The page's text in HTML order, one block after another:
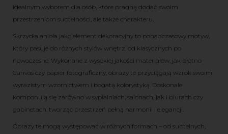
idealnym wyborem dla osób, które pragną dodać swoim
przestrzeniom subtelności, ale także charakteru.
Skrzydła anioła jako element dekoracyjny to ponadczasowy motyw,
który pasuje do różnych stylów wnętrz, od klasycznych po
nowoczesne. Wykonane z wysokiej jakości materiałów, jak płótno
Canvas czy papier fotograficzny, obrazy te przyciągają wzrok swoim
wyrazistym wzornictwem i bogatą kolorystyką. Doskonale
komponują się zarówno w sypialniach, salonach, jak i biurach czy
gabinetach, tworząc przestrzeń pełną harmonii i elegancji.
Obrazy te mogą występować w różnych formach – od subtelnych,